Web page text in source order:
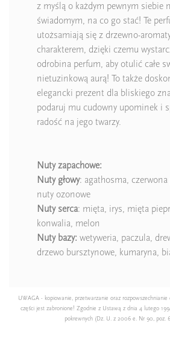
z myślą o każdym pewnym siebie
świadomym, na co go stać! Te
utożsamiają się z drzewno-
charakterem, dzięki czemu
odrobina perfum, aby otulić całe
nietuzinkową aurą! To także
elegancki prezent dla bliskiego
podaruj mu cudowny upominek i
radość na jego twarzy.
Nuty zapachowe:
Nuty głowy: agathosma,
nuty ozonowe
Nuty serca: mięta, irys, mięta
konwalia, melon
Nuty bazy: wetyweria, paczula,
drzewo bursztynowe, kumaryna,
UWAGA - kopiowanie, przetwarzanie oraz
części jest zabronione! Zgodnie z Ustawą z dnia 4 lutego
pokrewnych (Dz. U. z 2006 e. Nr 90, poz.